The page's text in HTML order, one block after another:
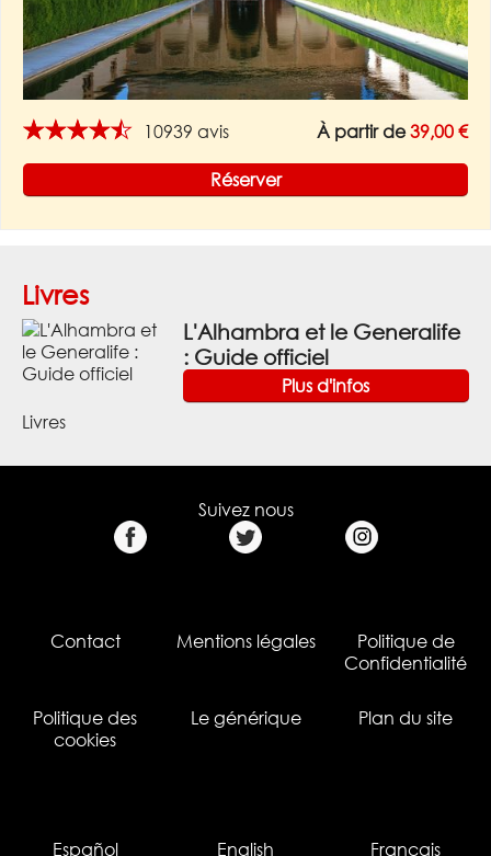
★★★★★ 10939 avis À partir de39,00 €
Réserver
Livres
L'Alhambra et le Generalife
: Guide officiel
Plus d'infos
Livres
Suivez nous
Contact Mentions légales
Politique de
Confidentialité
Politique des
cookies
Le générique Plan du site
Español English Français